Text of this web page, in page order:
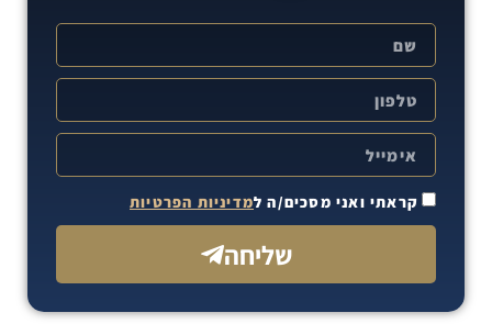
קראתי ואני מסכים/ה למדיניות הפרטיות
שליחה